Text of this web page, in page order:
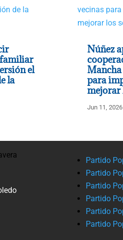
familiar
el
la
Núñez
Mancha
para
mejorar
Jun 11, 2026
Partido
Partido
Partido
Partido
Partido
Partido